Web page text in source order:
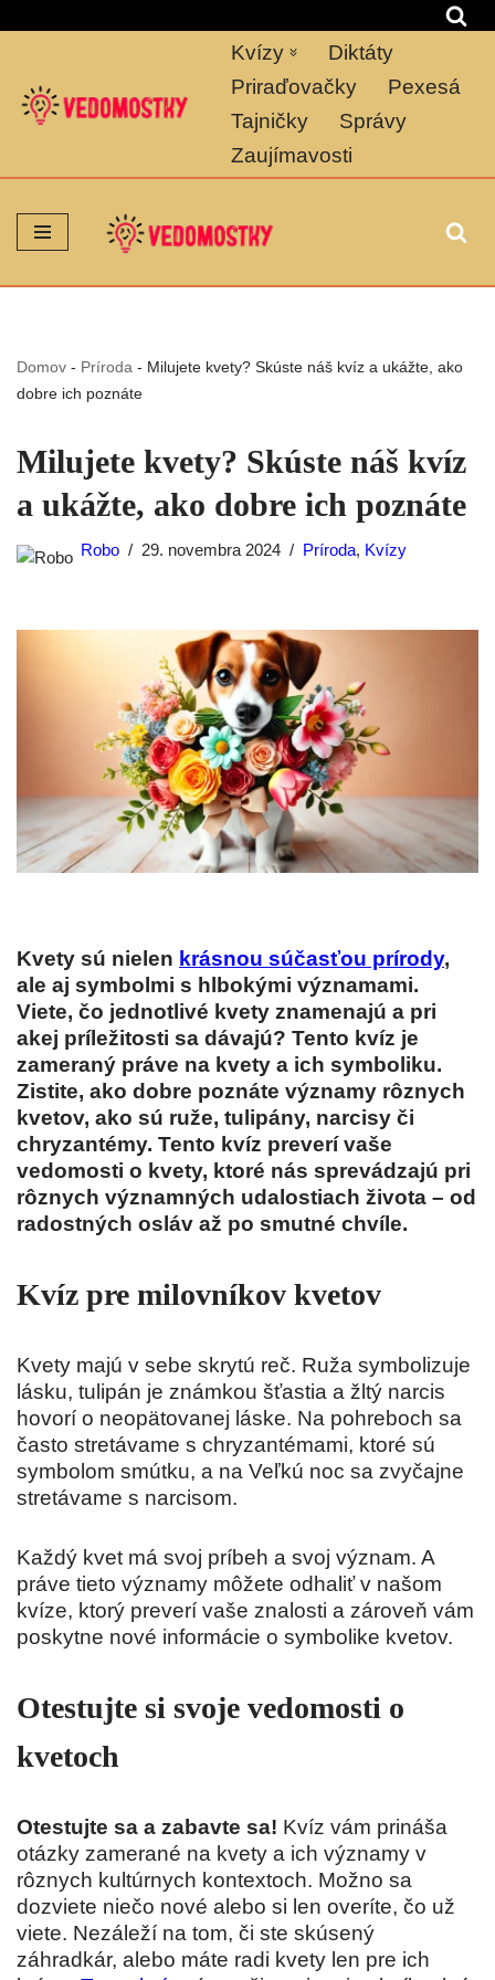
na
obsah
Kvízy
Diktáty
Priraďovačky
Pexesá
Tajničky
Správy
Zaujímavosti
Domov - Príroda - Milujete kvety? Skúste náš kvíz a ukážte, ako
dobre ich poznáte
Milujete kvety? Skúste náš kvíz
a ukážte, ako dobre ich poznáte
Robo 29. novembra 2024 Príroda, Kvízy
Kvety sú nielen krásnou súčasťou prírody,
ale aj symbolmi s hlbokými významami.
Viete, čo jednotlivé kvety znamenajú a pri
akej príležitosti sa dávajú? Tento kvíz je
zameraný práve na kvety a ich symboliku.
Zistite, ako dobre poznáte významy rôznych
kvetov, ako sú ruže, tulipány, narcisy či
chryzantémy. Tento kvíz preverí vaše
vedomosti o kvety, ktoré nás sprevádzajú pri
rôznych významných udalostiach života – od
radostných osláv až po smutné chvíle.
Kvíz pre milovníkov kvetov
Kvety majú v sebe skrytú reč. Ruža symbolizuje
lásku, tulipán je známkou šťastia a žltý narcis
hovorí o neopätovanej láske. Na pohreboch sa
často stretávame s chryzantémami, ktoré sú
symbolom smútku, a na Veľkú noc sa zvyčajne
stretávame s narcisom.
Každý kvet má svoj príbeh a svoj význam. A
práve tieto významy môžete odhaliť v našom
kvíze, ktorý preverí vaše znalosti a zároveň vám
poskytne nové informácie o symbolike kvetov.
Otestujte si svoje vedomosti o
kvetoch
Otestujte sa a zabavte sa! Kvíz vám prináša
otázky zamerané na kvety a ich významy v
rôznych kultúrnych kontextoch. Možno sa
dozviete niečo nové alebo si len overíte, čo už
viete. Nezáleží na tom, či ste skúsený
záhradkár, alebo máte radi kvety len pre ich